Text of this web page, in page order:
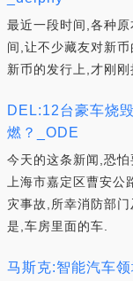
最近一段时间,各种
间,让不少藏友对新
新币的发行上,才刚刚
DEL:12台豪车烧
燃？_ODE
今天的这条新闻,恐
上海市嘉定区曹安
灾事故,所幸消防部
是,车房里面的车.
马斯克:智能汽车